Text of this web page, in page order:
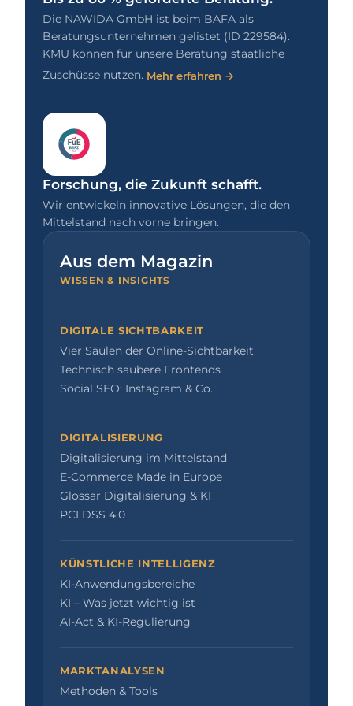
Die NAWIDA GmbH ist beim BAFA als
Beratungsunternehmen gelistet (ID 229584).
KMU können für unsere Beratung staatliche
Zuschüsse nutzen. Mehr erfahren →
Forschung, die Zukunft schafft.
Wir entwickeln innovative Lösungen, die den
Mittelstand nach vorne bringen.
Aus dem Magazin
WISSEN & INSIGHTS
DIGITALE SICHTBARKEIT
Vier Säulen der Online-Sichtbarkeit
Technisch saubere Frontends
Social SEO: Instagram & Co.
DIGITALISIERUNG
Digitalisierung im Mittelstand
E-Commerce Made in Europe
Glossar Digitalisierung & KI
PCI DSS 4.0
KÜNSTLICHE INTELLIGENZ
KI-Anwendungsbereiche
KI – Was jetzt wichtig ist
AI-Act & KI-Regulierung
MARKTANALYSEN
Methoden & Tools